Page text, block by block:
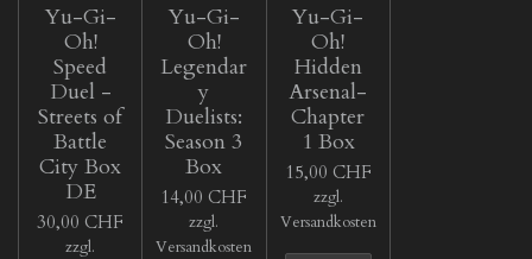
Yu-Gi-
Oh!
Speed
Duel -
Streets of
Battle
City Box
DE
30,00 CHF
zzgl.
Yu-Gi-
Oh!
Legendar
y
Duelists:
Season 3
Box
14,00 CHF
zzgl.
Versandkosten
Yu-Gi-
Oh!
Hidden
Arsenal-
Chapter
1 Box
15,00 CHF
zzgl.
Versandkosten